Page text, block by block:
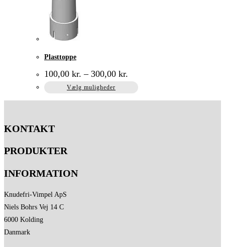
Plasttoppe
100,00 kr. – 300,00 kr.
Vælg muligheder
vare
KONTAKT
PRODUKTER
INFORMATION
Knudefri-Vimpel ApS
Niels Bohrs Vej 14 C
6000 Kolding
Danmark